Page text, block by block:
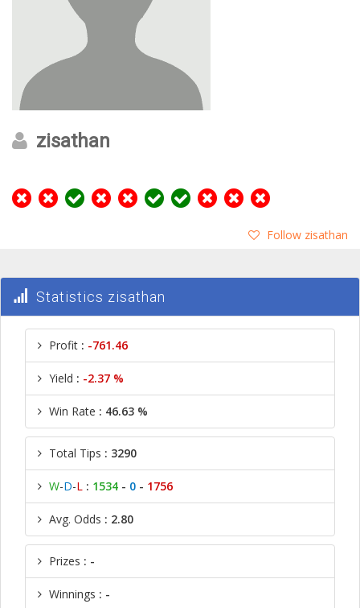
zisathan
Follow zisathan
Statistics zisathan
Profit : -761.46
Yield : -2.37 %
Win Rate : 46.63 %
Total Tips : 3290
W-D-L : 1534 - 0 - 1756
Avg. Odds : 2.80
Prizes : -
Winnings : -